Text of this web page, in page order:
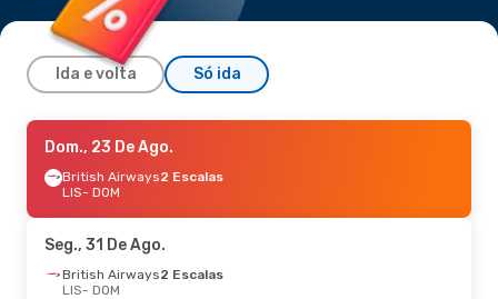
Ida e volta Só ida
Qua., 16 De Set.- Qua., 23 De Set.
British Airways2 Escalas
LIS- DOM
DOM- LIS
Seg., 19 De Out.- Seg., 26 De Out.
Dom., 23 De Ago.
British Airways2 Escalas
LIS- DOM
Seg., 31 De Ago.
British Airways2 Escalas
LIS- DOM